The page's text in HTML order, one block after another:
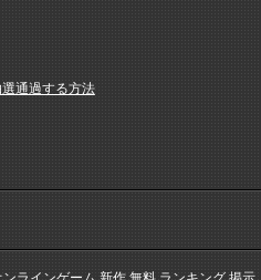
選通過する方法